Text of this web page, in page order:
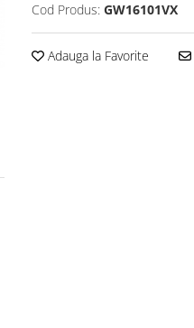
Cod Produs: GW16101VX
Adauga la Favorite